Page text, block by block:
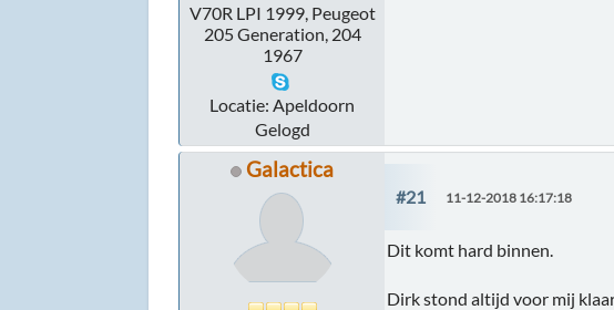
V70R LPI 1999, Peugeot
205 Generation, 204
1967
Locatie: Apeldoorn
Gelogd
Galactica
#21 11-12-2018 16:17:18
Dit komt hard binnen.
Dirk stond altijd voor mij